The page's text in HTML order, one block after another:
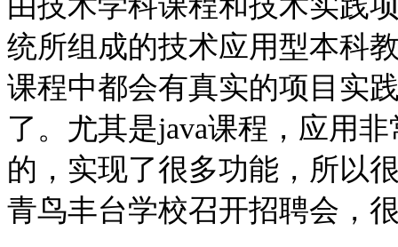
统所组成的技术应用型本科
课程中都会有真实的项目实
了。尤其是java课程，应用
的，实现了很多功能，所以
青鸟丰台学校召开招聘会，